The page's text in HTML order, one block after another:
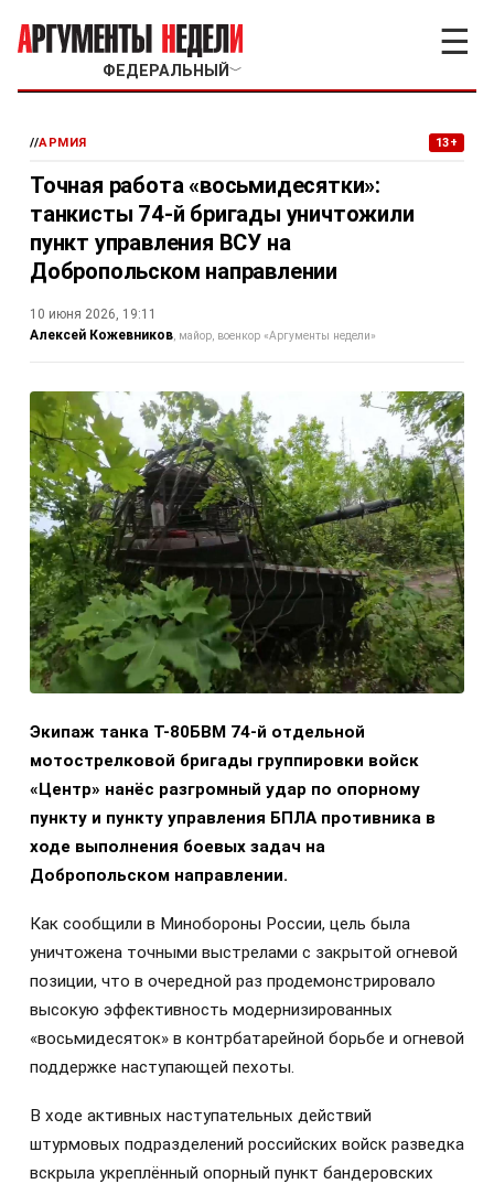
ФЕДЕРАЛЬНЫЙ ﹀
☰
//АРМИЯ 13+
Точная работа «восьмидесятки»:
танкисты 74-й бригады уничтожили
пункт управления ВСУ на
Добропольском направлении
10 июня 2026, 19:11
Алексей Кожевников майор, военкор «Аргументы недели»
Экипаж танка Т-80БВМ 74-й отдельной
мотострелковой бригады группировки войск
«Центр» нанёс разгромный удар по опорному
пункту и пункту управления БПЛА противника в
ходе выполнения боевых задач на
Добропольском направлении.
Как сообщили в Минобороны России, цель была
уничтожена точными выстрелами с закрытой огневой
позиции, что в очередной раз продемонстрировало
высокую эффективность модернизированных
«восьмидесяток» в контрбатарейной борьбе и огневой
поддержке наступающей пехоты.
В ходе активных наступательных действий
штурмовых подразделений российских войск разведка
вскрыла укреплённый опорный пункт бандеровских